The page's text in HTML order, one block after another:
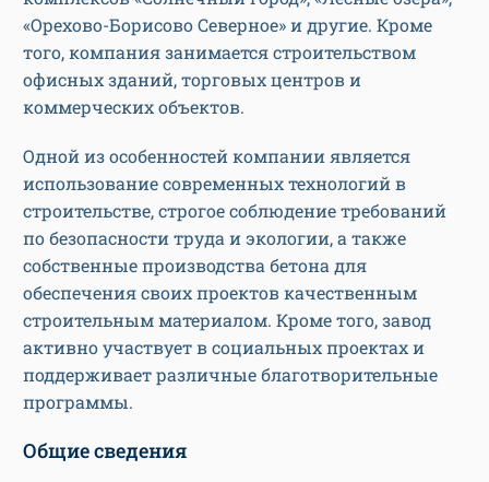
«Орехово-Борисово Северное» и другие. Кроме
того, компания занимается строительством
офисных зданий, торговых центров и
коммерческих объектов.
Одной из особенностей компании является
использование современных технологий в
строительстве, строгое соблюдение требований
по безопасности труда и экологии, а также
собственные производства бетона для
обеспечения своих проектов качественным
строительным материалом. Кроме того, завод
активно участвует в социальных проектах и
поддерживает различные благотворительные
программы.
Общие сведения